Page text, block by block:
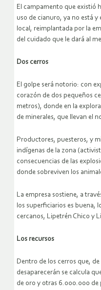
El campamento que existió
uso de cianuro, ya no está y
local, reimplantada por la
del cuidado que le dará al
Dos cerros
El golpe será notorio: con
corazón de dos pequeños
metros), donde en la
de minerales, que llevan el
Productores, puesteros, y
indígenas de la zona
consecuencias de las
donde sobreviven los
La empresa sostiene, a
los superficiarios es buena,
cercanos, Lipetrén Chico y
Los recursos
Dentro de los cerros que,
desaparecerán se calcula
de oro y otras 6.000.000 de